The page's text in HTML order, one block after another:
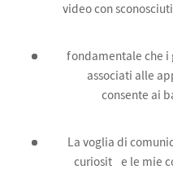
video con
È fondamentale
associati alle
consente ai
La voglia di
curiosità e le mie